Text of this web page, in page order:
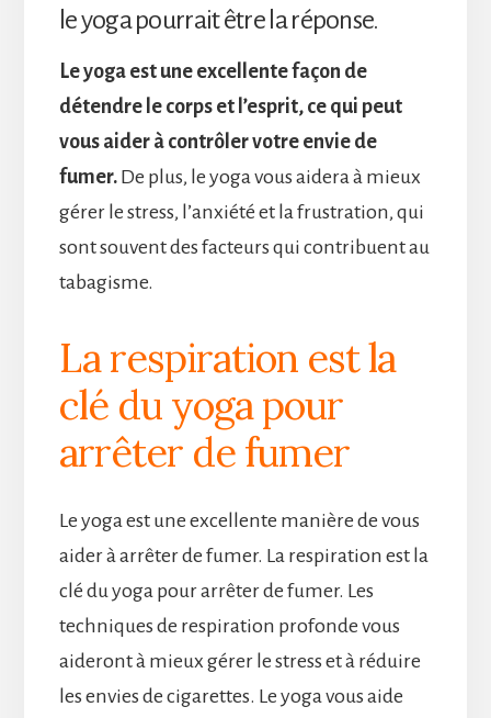
le yoga pourrait être la réponse.
Le yoga est une excellente façon de
détendre le corps et l’esprit, ce qui peut
vous aider à contrôler votre envie de
fumer.De plus, le yoga vous aidera à mieux
gérer le stress, l’anxiété et la frustration, qui
sont souvent des facteurs qui contribuent au
tabagisme.
La respiration est la
clé du yoga pour
arrêter de fumer
Le yoga est une excellente manière de vous
aider à arrêter de fumer. La respiration est la
clé du yoga pour arrêter de fumer. Les
techniques de respiration profonde vous
aideront à mieux gérer le stress et à réduire
les envies de cigarettes. Le yoga vous aide